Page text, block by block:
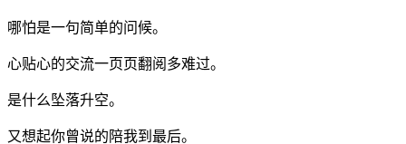
哪怕是一句简单的问候。
心贴心的交流一页页翻阅多难过。
是什么坠落升空。
又想起你曾说的陪我到最后。